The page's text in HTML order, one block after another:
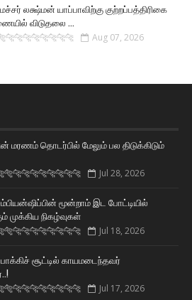
லக்ஷ்மன் யாப்பாவிற்கு குற்றப்பத்திரிகை
விடுதலை ...
Aug 07, 2026
மரணம் தொடர்பில் மேலும் பல திடுக்கிடும்
Jul 28, 2026
மூன்றாம் இட போட்டியில்
முக்கிய நிகழ்வுகள்
Jul 18, 2026
சூட்டில் காயமடைந்தவர்
Jul 17, 2026